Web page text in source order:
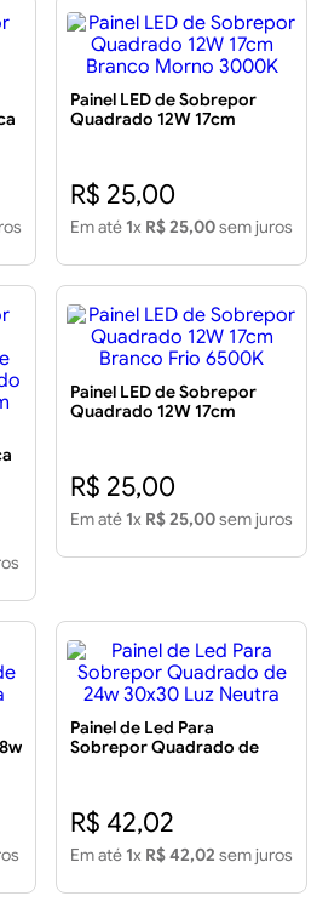
Painel LED de Sobrepor
Quadrado 12W 17cm
R$ 25,00
Em até 1x R$ 25,00sem juros
Painel LED de Sobrepor
Quadrado 12W 17cm
R$ 25,00
Em até 1x R$ 25,00sem juros
Painel de Led Para
Sobrepor Quadrado de
R$ 42,02
Em até 1x R$ 42,02 sem juros